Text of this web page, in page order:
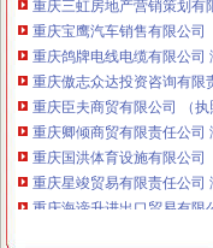
重庆宝鹰汽车销售有限公司
重庆鸽牌电线电缆有限公司
重庆傲志众达投资咨询有限
重庆臣夫商贸有限公司 （执
重庆卿倾商贸有限责任公司
重庆国洪体育设施有限公司
重庆星竣贸易有限责任公司
重庆海谛升进出口贸易有限
重庆奕欣锦诚商贸有限公司
重庆信同广告有限公司 渝